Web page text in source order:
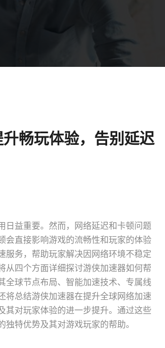
畅玩体验，告别延迟
日益重要。然而，网络延迟和卡顿问题
会直接影响游戏的流畅性和玩家的体验
服务，帮助玩家解决因网络环境不稳定
从四个方面详细探讨游侠加速器如何帮
全球节点布局、智能加速技术、专属线
将总结游侠加速器在提升全球网络加速
其对玩家体验的进一步提升。通过这些
特优势及其对游戏玩家的帮助。